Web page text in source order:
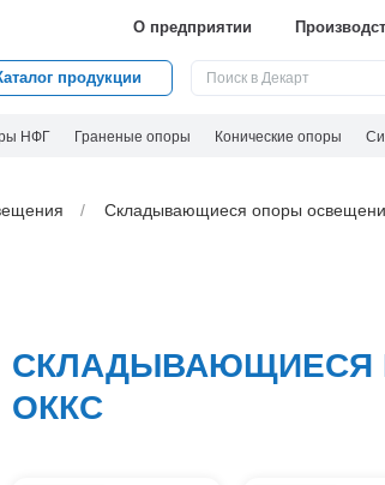
О предприятии
продукции
НФГ Граненые опоры Конические опоры
Складывающиеся опоры
СКЛАДЫВАЮЩИЕСЯ
ОККС